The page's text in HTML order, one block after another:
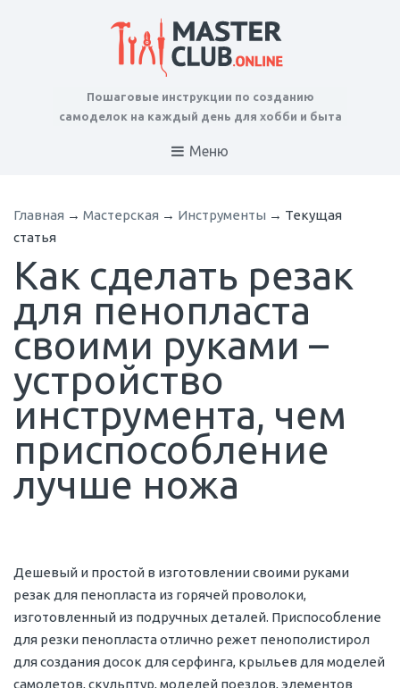
Пошаговые инструкции по созданию
самоделок на каждый день для хобби и быта
Меню
Главная → Мастерская → Инструменты → Текущая
статья
Как сделать резак
для пенопласта
своими руками –
устройство
инструмента, чем
приспособление
лучше ножа
Дешевый и простой в изготовлении своими руками
резак для пенопласта из горячей проволоки,
изготовленный из подручных деталей. Приспособление
для резки пенопласта отлично режет пенополистирол
для создания досок для серфинга, крыльев для моделей
самолетов, скульптур, моделей поездов, элементов